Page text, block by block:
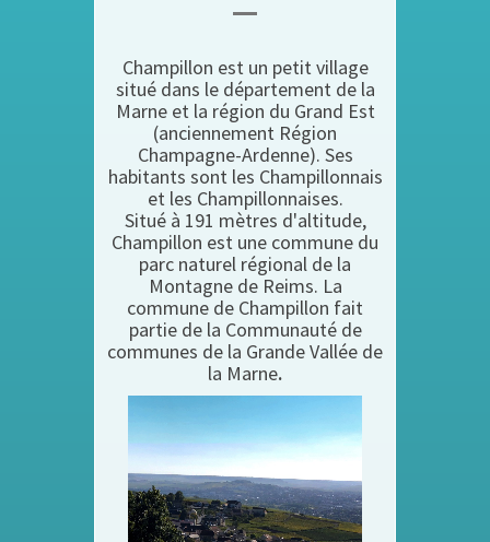
Champillon est un petit village
situé dans le département de la
Marne et la région du Grand Est
(anciennement Région
Champagne-Ardenne). Ses
habitants sont les Champillonnais
et les Champillonnaises.
Situé à 191 mètres d'altitude,
Champillon est une commune du
parc naturel régional de la
Montagne de Reims. La
commune de Champillon fait
partie de la Communauté de
communes de la Grande Vallée de
la Marne.